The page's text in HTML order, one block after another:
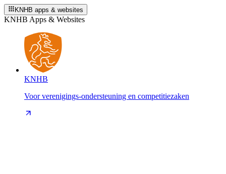
KNHB apps & websites
KNHB Apps & Websites
KNHB
Voor verenigings-ondersteuning en competitiezaken